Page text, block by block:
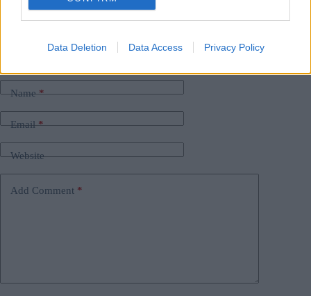
Data Deletion Data Access Privacy Policy
category politics
hungarian government
magyar government #Russia
Name*
Email*
Website
Add Comment *